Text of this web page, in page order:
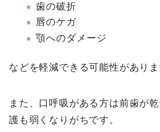
歯の破折
唇のケガ
顎へのダメージ
などを軽減できる可能性がありま
また、口呼吸がある方は前歯が
護も弱くなりがちです。